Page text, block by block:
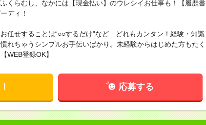
くらむし、なかには【現金払い】のウレシイお仕事も！【履歴書
ディ！
任せすることは“○○するだけ”など…どれもカンタン！経験・知識
れちゃうシンプルお手伝いばかり。未経験からはじめた方もたく
WEB登録OK】
応募する